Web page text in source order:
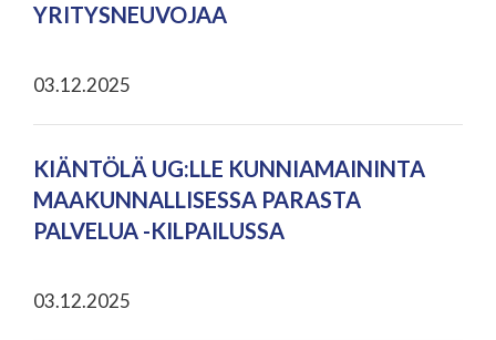
YRITYSNEUVOJAA
03.12.2025
KIÄNTÖLÄ UG:LLE KUNNIAMAININTA
MAAKUNNALLISESSA PARASTA
PALVELUA -KILPAILUSSA
03.12.2025